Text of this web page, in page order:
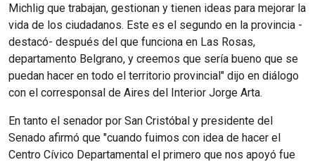
Michlig que trabajan, gestionan y tienen ideas para mejorar la
vida de los ciudadanos. Este es el segundo en la provincia -
destacó- después del que funciona en Las Rosas,
departamento Belgrano, y creemos que sería bueno que se
puedan hacer en todo el territorio provincial" dijo en diálogo
con el corresponsal de Aires del Interior Jorge Arta.
En tanto el senador por San Cristóbal y presidente del
Senado afirmó que "cuando fuimos con idea de hacer el
Centro Cívico Departamental el primero que nos apoyó fue